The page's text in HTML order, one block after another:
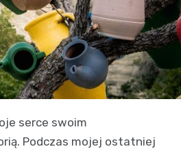
serce swoim
Podczas mojej ostatniej